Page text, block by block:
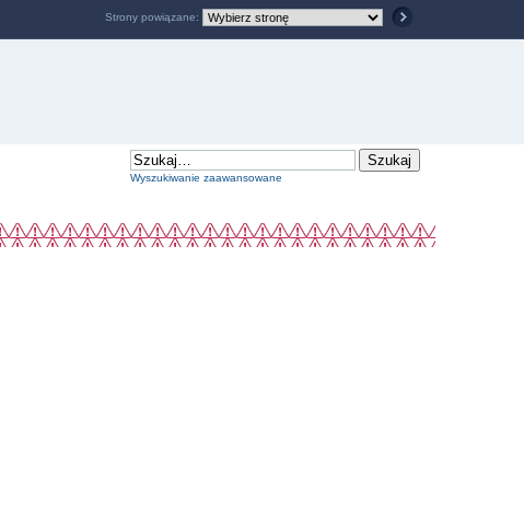
Wyszukiwanie zaawansowane
Strony powiązane: